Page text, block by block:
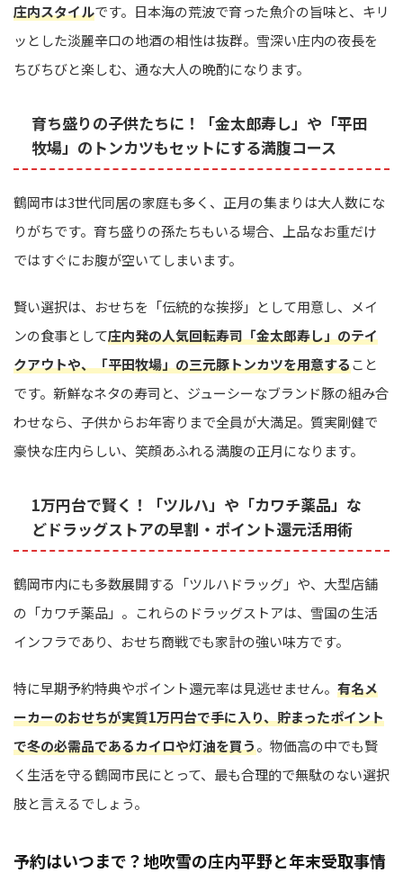
庄内スタイルです。日本海の荒波で育った魚介の旨味と、キリ
ッとした淡麗辛口の地酒の相性は抜群。雪深い庄内の夜長を
ちびちびと楽しむ、通な大人の晩酌になります。
育ち盛りの子供たちに！「金太郎寿し」や「平田
牧場」のトンカツもセットにする満腹コース
鶴岡市は3世代同居の家庭も多く、正月の集まりは大人数にな
りがちです。育ち盛りの孫たちもいる場合、上品なお重だけ
ではすぐにお腹が空いてしまいます。
賢い選択は、おせちを「伝統的な挨拶」として用意し、メイ
ンの食事として庄内発の人気回転寿司「金太郎寿し」のテイ
クアウトや、「平田牧場」の三元豚トンカツを用意すること
です。新鮮なネタの寿司と、ジューシーなブランド豚の組み合
わせなら、子供からお年寄りまで全員が大満足。質実剛健で
豪快な庄内らしい、笑顔あふれる満腹の正月になります。
1万円台で賢く！「ツルハ」や「カワチ薬品」な
どドラッグストアの早割・ポイント還元活用術
鶴岡市内にも多数展開する「ツルハドラッグ」や、大型店舗
の「カワチ薬品」。これらのドラッグストアは、雪国の生活
インフラであり、おせち商戦でも家計の強い味方です。
特に早期予約特典やポイント還元率は見逃せません。 有名メ
ーカーのおせちが実質1万円台で手に入り、貯まったポイント
で冬の必需品であるカイロや灯油を買う。物価高の中でも賢
く生活を守る鶴岡市民にとって、最も合理的で無駄のない選択
肢と言えるでしょう。
予約はいつまで？地吹雪の庄内平野と年末受取事情